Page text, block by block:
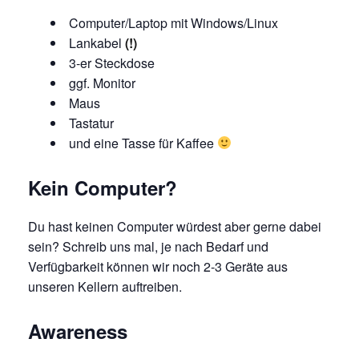
Computer/Laptop mit Windows/Linux
Lankabel (!)
3-er Steckdose
ggf. Monitor
Maus
Tastatur
und eine Tasse für Kaffee
Kein Computer?
Du hast keinen Computer würdest aber gerne dabei
sein? Schreib uns mal, je nach Bedarf und
Verfügbarkeit können wir noch 2-3 Geräte aus
unseren Kellern auftreiben.
Awareness